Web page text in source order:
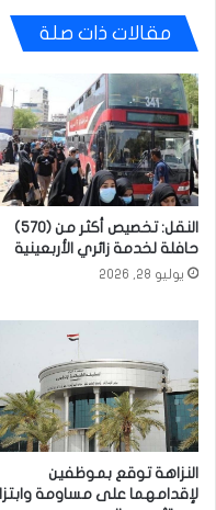
مقالات ذات صلة
النقل: تخصيص أكثر من (570)
حافلة لخدمة زائري الأربعينية
يوليو 28, 2026
النزاهة توقع بموظفين
لإقدامهما على مساومة